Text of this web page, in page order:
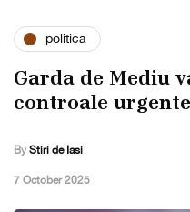
politica
Garda de Mediu
controale urgente
By Stiri de Iasi
,7 October 2025